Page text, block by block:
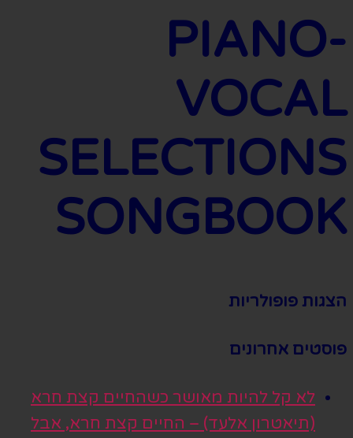
PIANO-
VOCAL
SELECTIONS
SONGBOOK
הצגות פופולריות
פוסטים אחרונים
לא קל להיות מאושר כשהחיים קצת חרא
(תיאטרון אלעד) – החיים קצת חרא, אבל